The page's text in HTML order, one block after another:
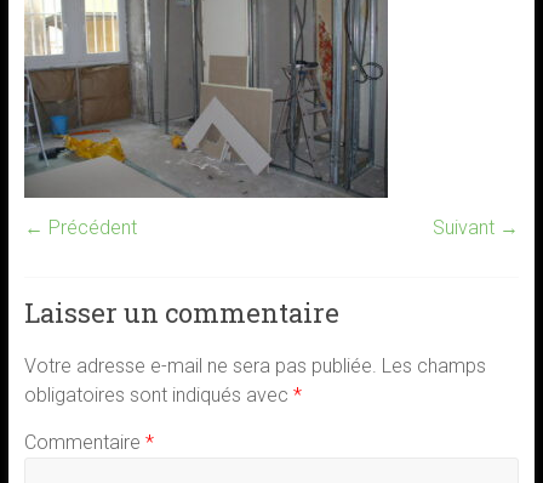
← Précédent Suivant →
Laisser un commentaire
Votre adresse e-mail ne sera pas publiée. Les champs
obligatoires sont indiqués avec *
Commentaire *